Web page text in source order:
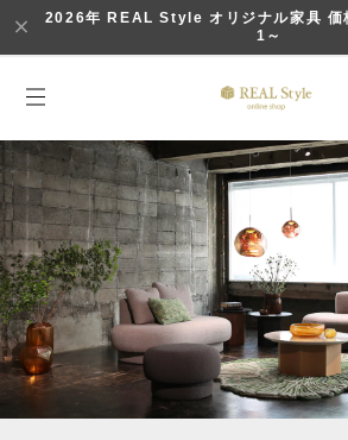
2026年 REAL Style オリジナル家具 価
1～